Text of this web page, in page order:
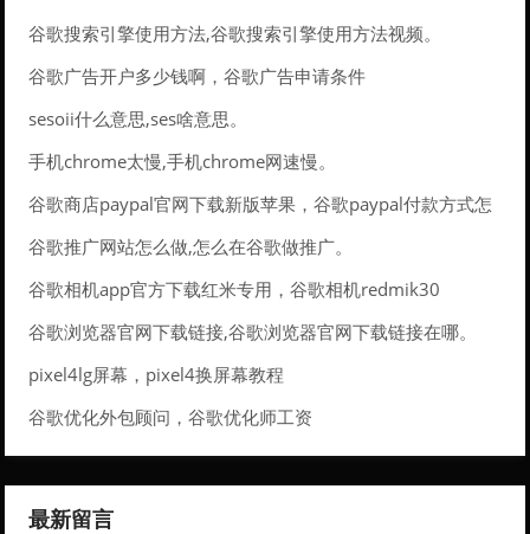
谷歌搜索引擎使用方法,谷歌搜索引擎使用方法视频。
谷歌广告开户多少钱啊，谷歌广告申请条件
sesoii什么意思,ses啥意思。
手机chrome太慢,手机chrome网速慢。
谷歌商店paypal官网下载新版苹果，谷歌paypal付款方式怎
么弄
谷歌推广网站怎么做,怎么在谷歌做推广。
谷歌相机app官方下载红米专用，谷歌相机redmik30
谷歌浏览器官网下载链接,谷歌浏览器官网下载链接在哪。
pixel4lg屏幕，pixel4换屏幕教程
谷歌优化外包顾问，谷歌优化师工资
最新留言